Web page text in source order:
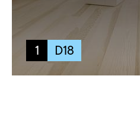
1 D18